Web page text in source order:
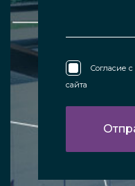
Согласие с
сайта